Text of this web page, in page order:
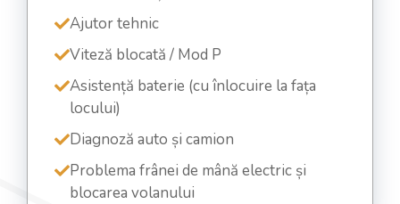
Ajutor tehnic
Viteză blocată / Mod P
Asistență baterie (cu înlocuire la fața
locului)
Diagnoză auto și camion
Problema frânei de mână electric și
blocarea volanului